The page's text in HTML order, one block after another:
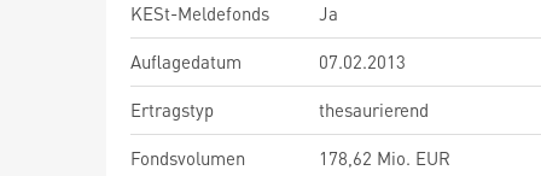
KESt-Meldefonds
Ja
Auflagedatum
07.02.2013
Ertragstyp
thesaurierend
Fondsvolumen
178,62 Mio. EUR